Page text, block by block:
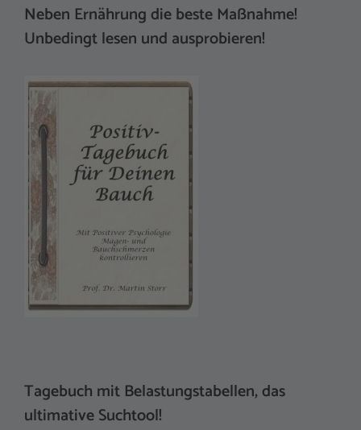
Neben Ernährung die beste Maßnahme!
Unbedingt lesen und ausprobieren!
Tagebuch mit Belastungstabellen, das
ultimative Suchtool!